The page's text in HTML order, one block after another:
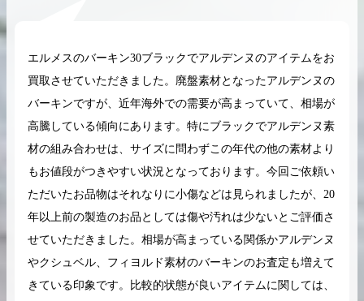
エルメスのバーキン30ブラックでアルデンヌのアイテムをお
買取させていただきました。廃盤素材となったアルデンヌの
バーキンですが、近年海外での需要が高まっていて、相場が
高騰している傾向にあります。特にブラックでアルデンヌ素
材の組み合わせは、サイズに問わずこの年代の他の素材より
もお値段がつきやすい状況となっております。今回ご依頼い
ただいたお品物はそれなりに小傷などは見られましたが、20
年以上前の製造のお品としては傷や汚れは少ないとご評価さ
せていただきました。相場が高まっている関係かアルデンヌ
やクシュベル、フィヨルド素材のバーキンのお査定も増えて
きている印象です。比較的状態が良いアイテムに関しては、